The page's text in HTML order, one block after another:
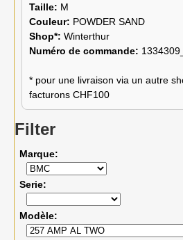
Taille: M
Couleur: POWDER SAND
Shop*: Winterthur
Numéro de commande:
* pour une livraison via un autre
facturons CHF100
Filter
Marque
Serie
Modèle